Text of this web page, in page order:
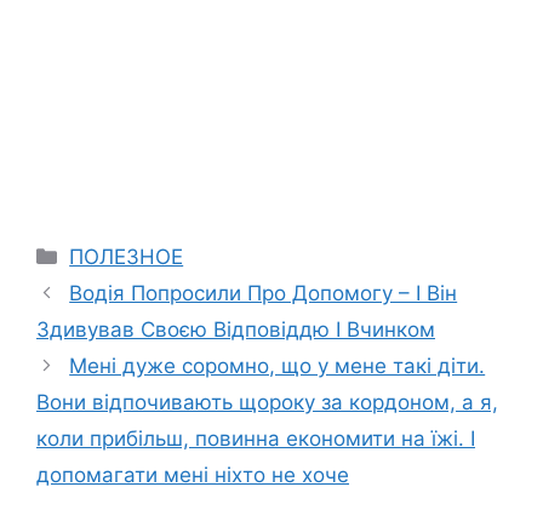
Categories
ПОЛЕЗНОЕ
Водія Попросили Про Допомогу – І Він
Здивував Своєю Відповіддю І Вчинком
Мені дуже соромно, що у мене такі діти.
Вони відпочивають щороку за кордоном, а я,
коли прибільш, повинна економити на їжі. І
допомагати мені ніхто не хоче